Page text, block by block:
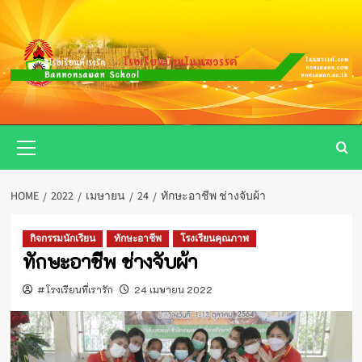
Skip
content
Menu
HOME 2022 เมษายน 24 ทักษะอาชีพ ช่างจับผ้า
กิจกรรมนักเรียน ทักษะอาชีพ โรงเรียนคุณภาพ
ทักษะอาชีพ ช่างจับผ้า
#โรงเรียนที่เรารัก 24 เมษายน 2022